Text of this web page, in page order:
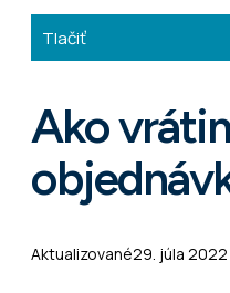
Tlačiť
Ako
Aktualizované29. júla 2022